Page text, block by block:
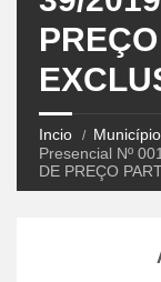
Incio Município
Presencial Nº
DE PREÇO